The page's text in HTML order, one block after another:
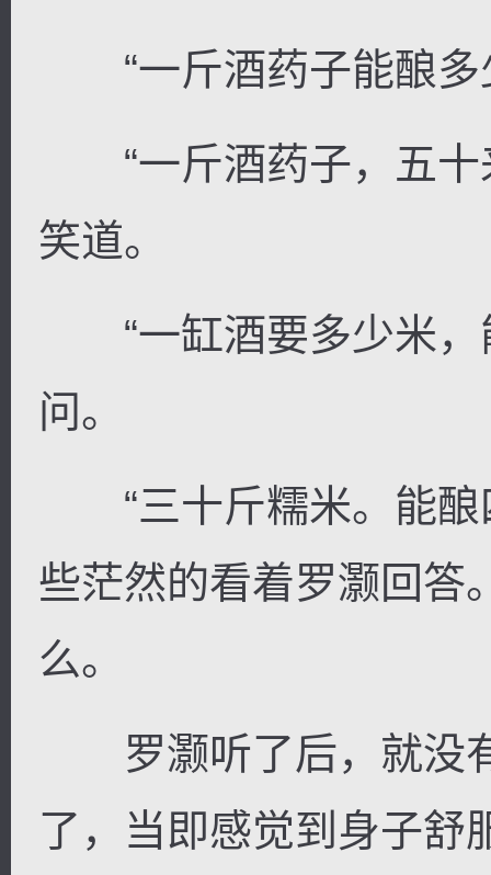
“一斤酒药子能酿多
“一斤酒药子，五十
笑道。
“一缸酒要多少米，
问。
“三十斤糯米。能酿
些茫然的看着罗灏回答
么。
罗灏听了后，就没
了，当即感觉到身子舒